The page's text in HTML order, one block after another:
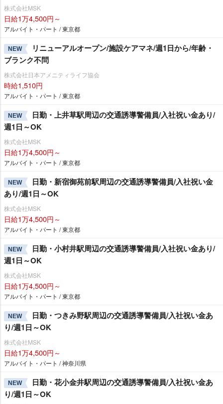
株式会社MSK
日給1万4,500円～
アルバイト・パート / 東京都
NEW
リニューアルオープン/施設ケアマネ/週1日から/年齢・
ブランク不問
株式会社日本アメニティライフ協会
時給1,510円
アルバイト・パート / 東京都
NEW
日勤・上井草駅周辺の交通誘導警備員/入社祝い金あり/
週1日～OK
株式会社MSK
日給1万4,500円～
アルバイト・パート / 東京都
NEW
日勤・新宿御苑前駅周辺の交通誘導警備員/入社祝い金
あり/週1日～OK
株式会社MSK
日給1万4,500円～
アルバイト・パート / 東京都
NEW
日勤・小村井駅周辺の交通誘導警備員/入社祝い金あり/
週1日～OK
株式会社MSK
日給1万4,500円～
アルバイト・パート / 東京都
NEW
日勤・つきみ野駅周辺の交通誘導警備員/入社祝い金あ
り/週1日～OK
株式会社MSK
日給1万4,500円～
アルバイト・パート / 神奈川県
NEW
日勤・花小金井駅周辺の交通誘導警備員/入社祝い金あ
り/週1日～OK